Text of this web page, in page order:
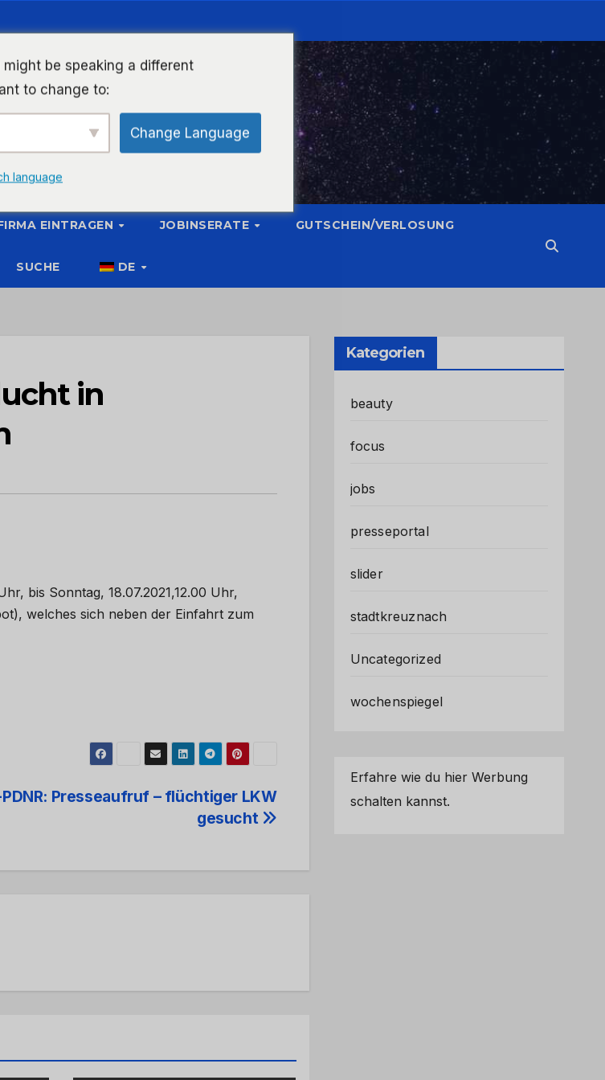
EINTRAGEN JOBINSERATE GUTSCHEIN/VERLOSUNG
SUCHE DE
in
bis Sonntag, 18.07.2021,12.00 Uhr,
welches sich neben der Einfahrt zum
PDNR: Presseaufruf – flüchtiger LKW
gesucht
Kategorien
beauty
focus
jobs
presseportal
slider
stadtkreuznach
Uncategorized
wochenspiegel
Erfahre wie du hier Werbung
schalten kannst.
be speaking a different
to change to:
Change Language
language